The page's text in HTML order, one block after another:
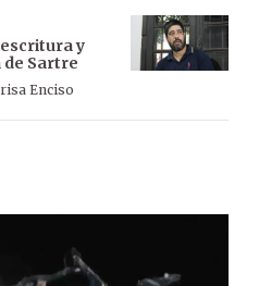
y
Sartre
Enciso